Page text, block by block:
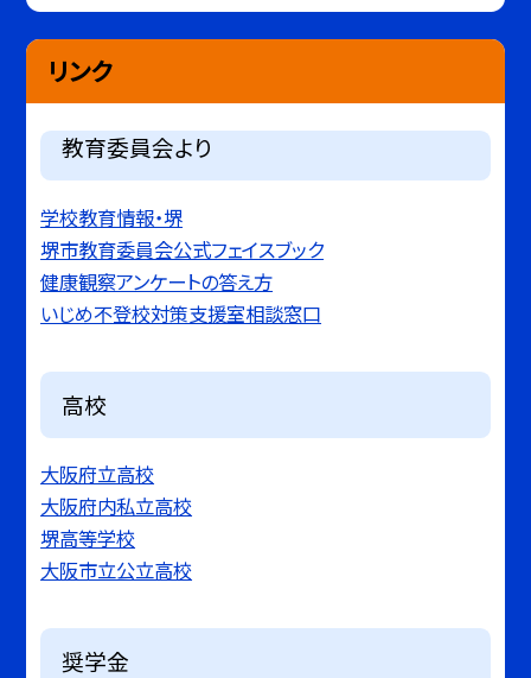
リンク
教育委員会より
学校教育情報・堺
堺市教育委員会公式フェイスブック
健康観察アンケートの答え方
いじめ不登校対策支援室相談窓口
高校
大阪府立高校
大阪府内私立高校
堺高等学校
大阪市立公立高校
奨学金